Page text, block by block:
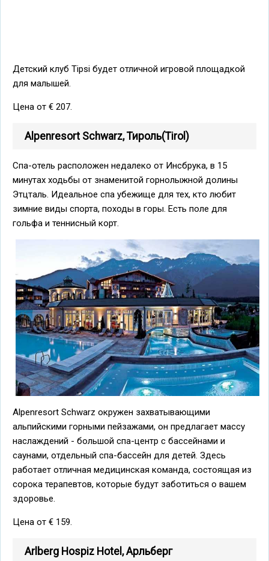
Детский клуб Tipsi будет отличной игровой площадкой
для малышей.
Цена от € 207.
Alpenresort Schwarz, Тироль(Tirol)
Спа-отель расположен недалеко от Инсбрука, в 15
минутах ходьбы от знаменитой горнолыжной долины
Этцталь. Идеальное спа убежище для тех, кто любит
зимние виды спорта, походы в горы. Есть поле для
гольфа и теннисный корт.
Alpenresort Schwarz окружен захватывающими
альпийскими горными пейзажами, он предлагает массу
наслаждений - большой спа-центр с бассейнами и
саунами, отдельный спа-бассейн для детей. Здесь
работает отличная медицинская команда, состоящая из
сорока терапевтов, которые будут заботиться о вашем
здоровье.
Цена от € 159.
Arlberg Hospiz Hotel, Арльберг